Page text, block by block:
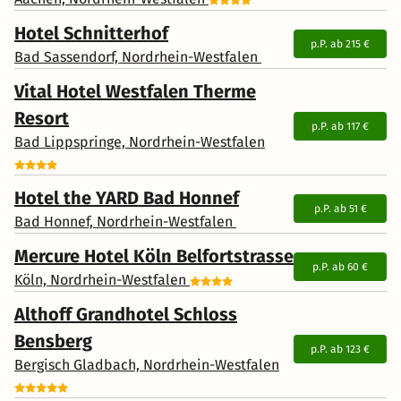
Hotel Schnitterhof
Bad Sassendorf, Nordrhein-Westfalen
p.P. ab 215 €
Vital Hotel Westfalen Therme
Resort
Bad Lippspringe, Nordrhein-Westfalen
p.P. ab 117 €
Hotel the YARD Bad Honnef
Bad Honnef, Nordrhein-Westfalen
p.P. ab 51 €
Mercure Hotel Köln Belfortstrasse
Köln, Nordrhein-Westfalen
p.P. ab 60 €
Althoff Grandhotel Schloss
Bensberg
Bergisch Gladbach, Nordrhein-Westfalen
p.P. ab 123 €